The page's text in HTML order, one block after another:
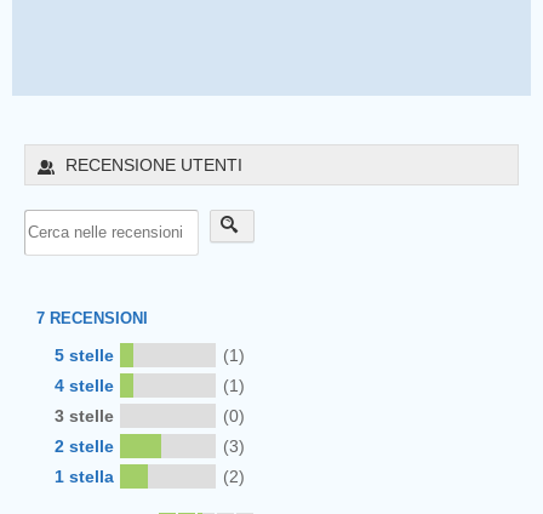
RECENSIONE UTENTI
7 RECENSIONI
5 stelle
(1)
4 stelle
(1)
3 stelle
(0)
2 stelle
(3)
1 stella
(2)